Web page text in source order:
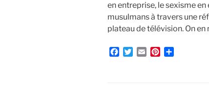
en entreprise, le sexisme
musulmans à travers une
plateau de télévision. On